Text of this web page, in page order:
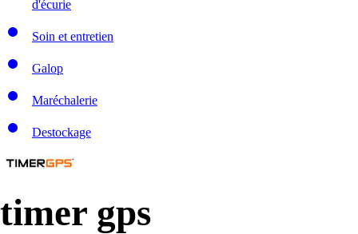
d'écurie
Soin et entretien
Galop
Maréchalerie
Destockage
timer gps